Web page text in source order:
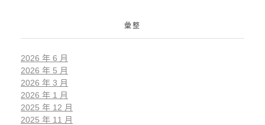
彙整
2026 年 6 月
2026 年 5 月
2026 年 3 月
2026 年 1 月
2025 年 12 月
2025 年 11 月